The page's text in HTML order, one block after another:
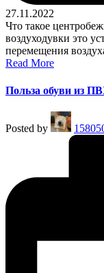
27.11.2022
Что такое
воздуходувки это
перемещения
Read More
Польза обуви из
Posted by